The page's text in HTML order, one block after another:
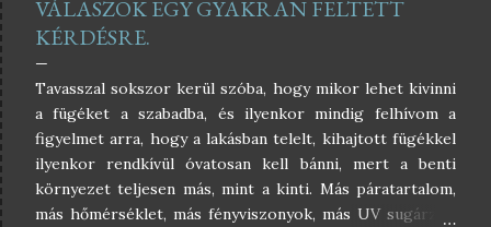
VÁLASZOK EGY GYAKRAN FELTETT
KÉRDÉSRE.
Tavasszal sokszor kerül szóba, hogy mikor lehet kivinni
a fügéket a szabadba, és ilyenkor mindig felhívom a
figyelmet arra, hogy a lakásban telelt, kihajtott fügékkel
ilyenkor rendkívül óvatosan kell bánni, mert a benti
környezet teljesen más, mint a kinti. Más páratartalom,
más hőmérséklet, más fényviszonyok, más UV sugárzás,